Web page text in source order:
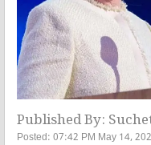
Published By:
Posted: 07:42 PM May 14,